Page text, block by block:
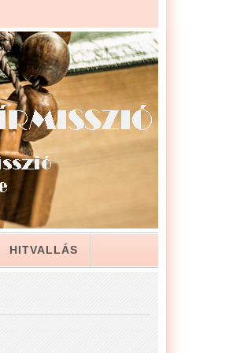
HITVALLÁS